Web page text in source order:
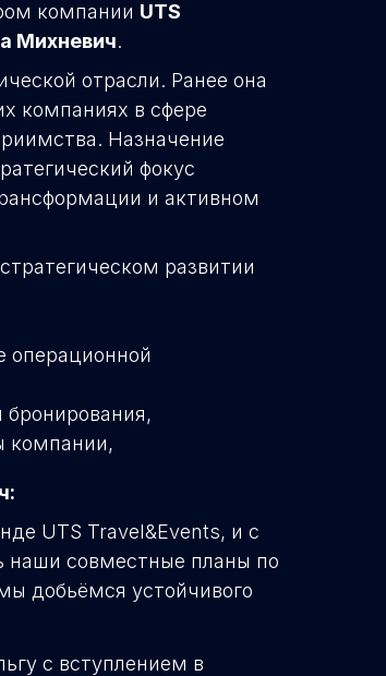
компании UTS
Михневич.
развитии
бронирования,
компании,
отрасли. Ранее она
компаниях в сфере
Назначение
фокус
и активном
UTS Travel&Events, и с
наши совместные планы по
добьёмся устойчивого
с вступлением в